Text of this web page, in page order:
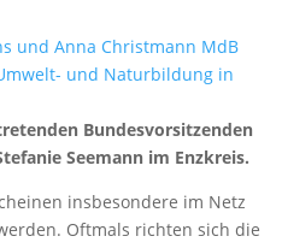
und Anna Christmann MdB
und Naturbildung in
Bundesvorsitzenden
Seemann im Enzkreis.
insbesondere im Netz
Oftmals richten sich die